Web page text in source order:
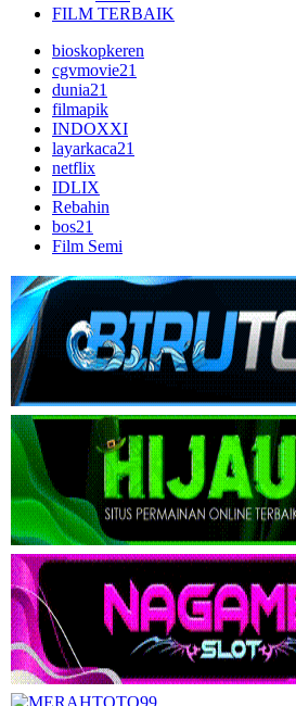
FILM TERBAIK
bioskopkeren
cgvmovie21
dunia21
filmapik
INDOXXI
layarkaca21
netflix
IDLIX
Rebahin
bos21
Film Semi